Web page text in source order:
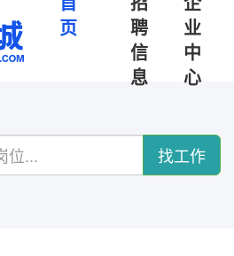
页
聘
信
息
业
中
心
找工作